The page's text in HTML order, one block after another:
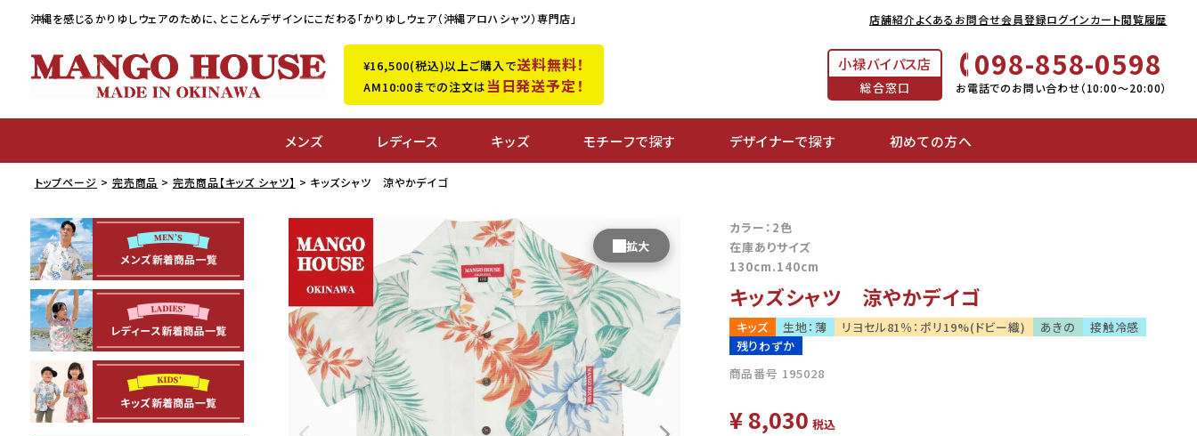
沖縄を感じるかりゆしウェアのために、 とことんデザインにこだわる「かりゆしウェア（沖縄アロハシャツ）専門店」 店舗紹介よくあるお問合せ会員登録ログインカート閲覧履歴
¥16,500(税込)以上ご購入で送料無料！
AM10:00までの注文は当日発送予定！
小禄バイパス店
総合窓口
098-858-0598
お電話でのお問い合わせ（10:00～20:00）
メンズ レディース キッズ モチーフで探す デザイナーで探す 初めての方へ
トップページ 完売商品 完売商品【キッズ シャツ】 キッズシャツ 涼やかデイゴ
カラー：2色
在庫ありサイズ
130cm.140cm
キッズシャツ 涼やかデイゴ
キッズ 生地：薄 リヨセル81％：ポリ19%(ドビー織) あきの
接触冷感
残りわずか
商品番号 195028
¥ 8,030 税込